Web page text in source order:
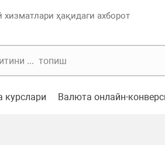
ҳақидаги ахборот
курслари Валюта онлайн-